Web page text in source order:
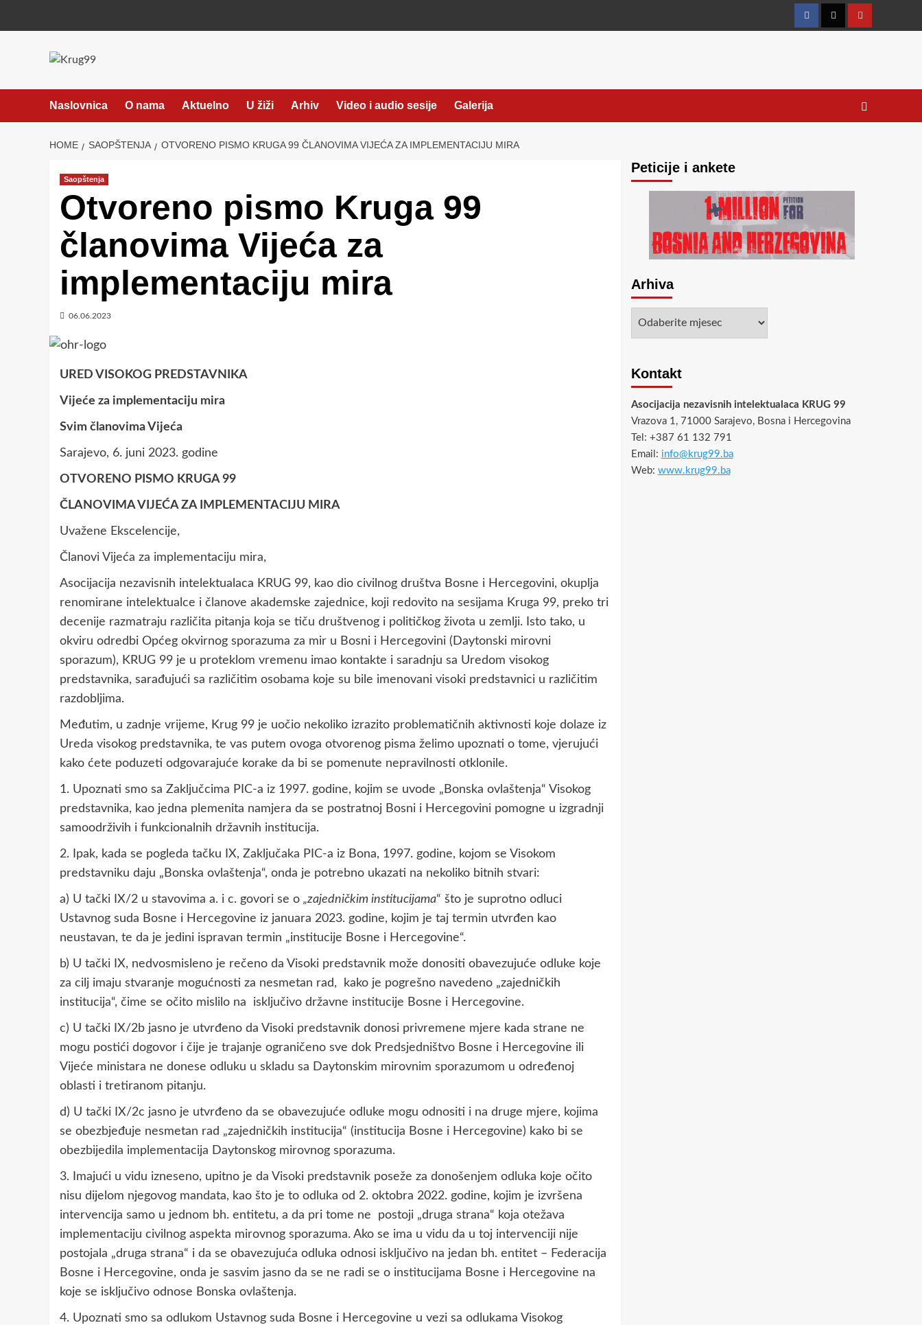
Naslovnica O nama Aktuelno U žiži Arhiv Video i audio sesije Galerija
HOME SAOPŠTENJA OTVORENO PISMO KRUGA 99 ČLANOVIMA VIJEĆA ZA IMPLEMENTACIJU MIRA
Saopštenja
Otvoreno pismo Kruga 99
članovima Vijeća za
implementaciju mira
06.06.2023
URED VISOKOG PREDSTAVNIKA
Vijeće za implementaciju mira
Svim članovima Vijeća
Sarajevo, 6. juni 2023. godine
OTVORENO PISMO KRUGA 99
ČLANOVIMA VIJEĆA ZA IMPLEMENTACIJU MIRA
Uvažene Ekscelencije,
Članovi Vijeća za implementaciju mira,
Asocijacija nezavisnih intelektualaca KRUG 99, kao dio civilnog društva Bosne i Hercegovini, okuplja
renomirane intelektualce i članove akademske zajednice, koji redovito na sesijama Kruga 99, preko tri
decenije razmatraju različita pitanja koja se tiču društvenog i političkog života u zemlji. Isto tako, u
okviru odredbi Općeg okvirnog sporazuma za mir u Bosni i Hercegovini (Daytonski mirovni
sporazum), KRUG 99 je u proteklom vremenu imao kontakte i saradnju sa Uredom visokog
predstavnika, sarađujući sa različitim osobama koje su bile imenovani visoki predstavnici u različitim
razdobljima.
Međutim, u zadnje vrijeme, Krug 99 je uočio nekoliko izrazito problematičnih aktivnosti koje dolaze iz
Ureda visokog predstavnika, te vas putem ovoga otvorenog pisma želimo upoznati o tome, vjerujući
kako ćete poduzeti odgovarajuće korake da bi se pomenute nepravilnosti otklonile.
1. Upoznati smo sa Zaključcima PIC-a iz 1997. godine, kojim se uvode „Bonska ovlaštenja“ Visokog
predstavnika, kao jedna plemenita namjera da se postratnoj Bosni i Hercegovini pomogne u izgradnji
samoodrživih i funkcionalnih državnih institucija.
2. Ipak, kada se pogleda tačku IX, Zaključaka PIC-a iz Bona, 1997. godine, kojom se Visokom
predstavniku daju „Bonska ovlaštenja“, onda je potrebno ukazati na nekoliko bitnih stvari:
a) U tački IX/2 u stavovima a. i c. govori se o „zajedničkim institucijama“ što je suprotno odluci
Ustavnog suda Bosne i Hercegovine iz januara 2023. godine, kojim je taj termin utvrđen kao
neustavan, te da je jedini ispravan termin „institucije Bosne i Hercegovine“.
b) U tački IX, nedvosmisleno je rečeno da Visoki predstavnik može donositi obavezujuće odluke koje
za cilj imaju stvaranje mogućnosti za nesmetan rad, kako je pogrešno navedeno „zajedničkih
institucija“, čime se očito mislilo na isključivo državne institucije Bosne i Hercegovine.
c) U tački IX/2b jasno je utvrđeno da Visoki predstavnik donosi privremene mjere kada strane ne
mogu postići dogovor i čije je trajanje ograničeno sve dok Predsjedništvo Bosne i Hercegovine ili
Vijeće ministara ne donese odluku u skladu sa Daytonskim mirovnim sporazumom u određenoj
oblasti i tretiranom pitanju.
d) U tački IX/2c jasno je utvrđeno da se obavezujuće odluke mogu odnositi i na druge mjere, kojima
se obezbjeđuje nesmetan rad „zajedničkih institucija“ (institucija Bosne i Hercegovine) kako bi se
obezbijedila implementacija Daytonskog mirovnog sporazuma.
3. Imajući u vidu izneseno, upitno je da Visoki predstavnik poseže za donošenjem odluka koje očito
nisu dijelom njegovog mandata, kao što je to odluka od 2. oktobra 2022. godine, kojim je izvršena
intervencija samo u jednom bh. entitetu, a da pri tome ne postoji „druga strana“ koja otežava
implementaciju civilnog aspekta mirovnog sporazuma. Ako se ima u vidu da u toj intervenciji nije
postojala „druga strana“ i da se obavezujuća odluka odnosi isključivo na jedan bh. entitet – Federacija
Bosne i Hercegovine, onda je sasvim jasno da se ne radi se o institucijama Bosne i Hercegovine na
koje se isključivo odnose Bonska ovlaštenja.
4. Upoznati smo sa odlukom Ustavnog suda Bosne i Hercegovine u vezi sa odlukama Visokog
Peticije i ankete
Arhiva
Kontakt
Asocijacija nezavisnih intelektualaca KRUG 99
Vrazova 1, 71000 Sarajevo, Bosna i Hercegovina
Tel: +387 61 132 791
Email: info@krug99.ba
Web: www.krug99.ba